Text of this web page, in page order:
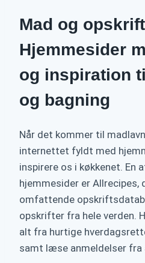
Mad og
Hjemmesider
og inspiration
og bagning
Når det kommer til
internettet fyldt med
inspirere os i køkkenet. En
hjemmesider er Allrecipes,
omfattende
opskrifter fra hele verden.
alt fra hurtige
samt læse anmeldelser fra